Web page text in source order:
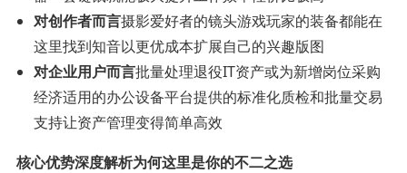
对创作者而言摄影爱好者的镜头游戏玩家的装备都能在
这里找到知音以更优成本扩展自己的兴趣版图
对企业用户而言批量处理退役IT资产或为新增岗位采购
经济适用的办公设备平台提供的标准化质检和批量交易
支持让资产管理变得简单高效
核心优势深度解析为何这里是你的不二之选